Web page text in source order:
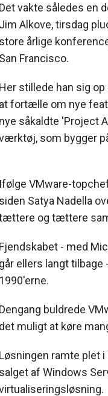
Det vakte således en
Jim Alkove, tirsdag
store årlige
San Francisco.
Her stillede han sig
at fortælle om nye
nye såkaldte 'Project
som bygger
Ifølge VMware-
siden Satya Nadella
og tættere
Fjendskabet - med
går ellers langt
1990'erne.
Dengang buldrede
det muligt at køre
Løsningen ramte plet
salget af Windows